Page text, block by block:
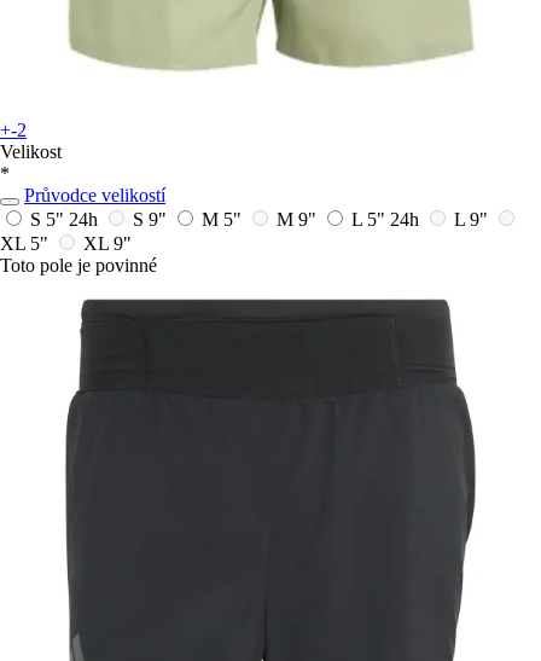
+-2
Velikost
*
Průvodce velikostí
S 5" 24h S 9" M 5" M 9" L 5" 24h
L 9"
XL 5"
XL 9"
Toto pole je povinné